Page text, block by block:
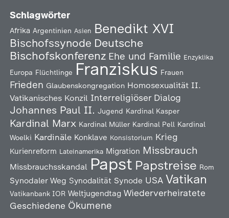
Schlagwörter
Afrika Argentinien Asien Benedikt XVI
Bischofssynode Deutsche
Bischofskonferenz Ehe und Familie Enzyklika
Europa Flüchtlinge Franziskus Frauen
Frieden Glaubenskongregation Homosexualität II.
Vatikanisches Konzil Interreligiöser Dialog
Johannes Paul II. Jugend Kardinal Kasper
Kardinal Marx Kardinal Müller Kardinal Pell Kardinal
Woelki Kardinäle Konklave Konsistorium Krieg
Kurienreform Lateinamerika Migration Missbrauch
Missbrauchsskandal Papst Papstreise Rom
Synodaler Weg Synodalität Synode USA Vatikan
Vatikanbank IOR Weltjugendtag Wiederverheiratete
Geschiedene Ökumene